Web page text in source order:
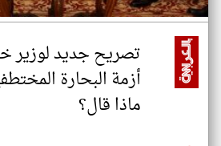
تصريح جديد لوزير
أزمة البحارة
ماذا قال؟